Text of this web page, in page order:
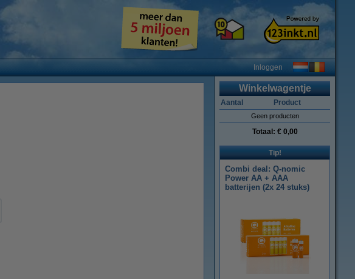
Inloggen
Winkelwagentje
Aantal Product
Geen producten
Totaal: € 0,00
Tip!
Combi deal: Q-nomic
Power AA + AAA
batterijen (2x 24 stuks)